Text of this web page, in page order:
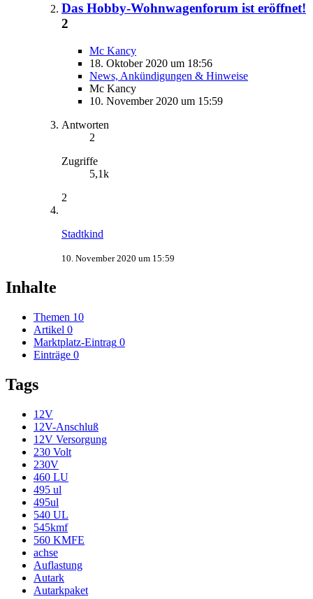
Das Hobby-Wohnwagenforum ist eröffnet!
2
Mc Kancy
18. Oktober 2020 um 18:56
News, Ankündigungen & Hinweise
Mc Kancy
10. November 2020 um 15:59
Antworten
2
Zugriffe
5,1k
2
Stadtkind
10. November 2020 um 15:59
Inhalte
Themen 10
Artikel 0
Marktplatz-Eintrag 0
Einträge 0
Tags
12V
12V-Anschluß
12V Versorgung
230 Volt
230V
460 LU
495 ul
495ul
540 UL
545kmf
560 KMFE
achse
Auflastung
Autark
Autarkpaket